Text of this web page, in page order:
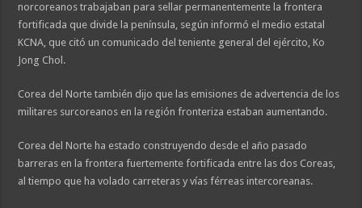
norcoreanos trabajaban para sellar permanentemente la frontera
fortificada que divide la península, según informó el medio estatal
KCNA, que citó un comunicado del teniente general del ejército, Ko
Jong Chol.
Corea del Norte también dijo que las emisiones de advertencia de los
militares surcoreanos en la región fronteriza estaban aumentando.
Corea del Norte ha estado construyendo desde el año pasado
barreras en la frontera fuertemente fortificada entre las dos Coreas,
al tiempo que ha volado carreteras y vías férreas intercoreanas.